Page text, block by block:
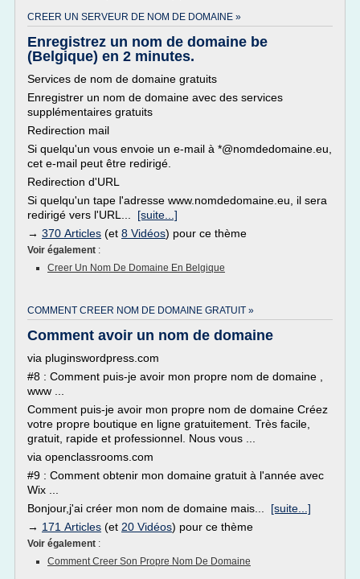
CREER UN SERVEUR DE NOM DE DOMAINE »
Enregistrez un nom de domaine be
(Belgique) en 2 minutes.
Services de nom de domaine gratuits
Enregistrer un nom de domaine avec des services
supplémentaires gratuits
Redirection mail
Si quelqu'un vous envoie un e-mail à *@nomdedomaine.eu,
cet e-mail peut être redirigé.
Redirection d'URL
Si quelqu'un tape l'adresse www.nomdedomaine.eu, il sera
redirigé vers l'URL... [suite...]
→ 370 Articles (et 8 Vidéos) pour ce thème
Voir également :
Creer Un Nom De Domaine En Belgique
COMMENT CREER NOM DE DOMAINE GRATUIT »
Comment avoir un nom de domaine
via pluginswordpress.com
#8 : Comment puis-je avoir mon propre nom de domaine ,
www ...
Comment puis-je avoir mon propre nom de domaine Créez
votre propre boutique en ligne gratuitement. Très facile,
gratuit, rapide et professionnel. Nous vous ...
via openclassrooms.com
#9 : Comment obtenir mon domaine gratuit à l'année avec
Wix ...
Bonjour,j'ai créer mon nom de domaine mais... [suite...]
→ 171 Articles (et 20 Vidéos) pour ce thème
Voir également :
Comment Creer Son Propre Nom De Domaine